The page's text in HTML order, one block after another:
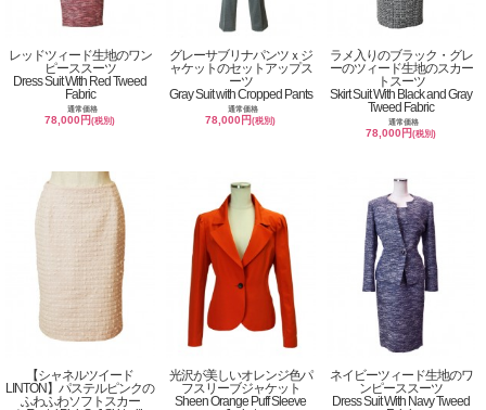
レッドツィード生地のワン
ピーススーツ
Dress Suit With Red Tweed
Fabric
通常価格
78,000円(税別)
グレーサブリナパンツｘジ
ャケットのセットアップス
ーツ
Gray Suit with Cropped Pants
通常価格
78,000円(税別)
ラメ入りのブラック・グレ
ーのツィード生地のスカー
トスーツ
Skirt Suit With Black and Gray
Tweed Fabric
通常価格
78,000円(税別)
【シャネルツイード
LINTON】パステルピンクの
ふわふわソフトスカー
光沢が美しいオレンジ色パ
フスリーブジャケット
Sheen Orange Puff Sleeve
ネイビーツィード生地のワ
ンピーススーツ
Dress Suit With Navy Tweed